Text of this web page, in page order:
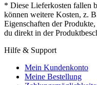
* Diese Lieferkosten fallen
können weitere Kosten, z.
Eigenschaften der
du direkt in der
Hilfe & Support
Mein Kundenkonto
Meine Bestellung